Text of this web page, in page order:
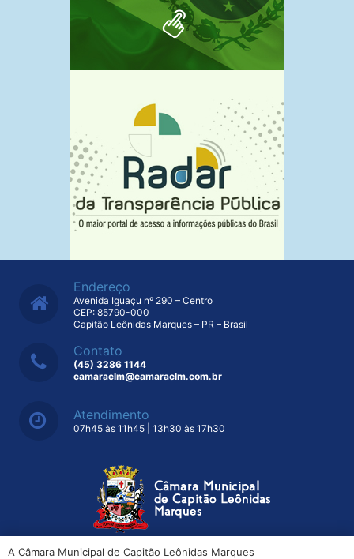
Endereço
Avenida Iguaçu nº 290 – Centro
CEP: 85790-000
Capitão Leônidas Marques – PR – Brasil
Contato
(45) 3286 1144
camaraclm@camaraclm.com.br
Atendimento
07h45 às 11h45 | 13h30 às 17h30
A Câmara Municipal de Capitão Leônidas Marques